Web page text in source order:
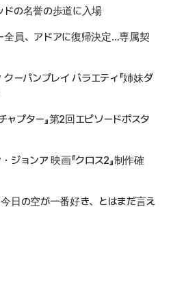
ドの名誉の歩道に入場
全員、アドアに復帰決定…専属契
ーパンプレイ バラエティ『姉妹ダ
ャプター』第2回エピソードポスタ
ジョンア 映画『クロス2』制作確
今日の空が一番好き、とはまだ言え